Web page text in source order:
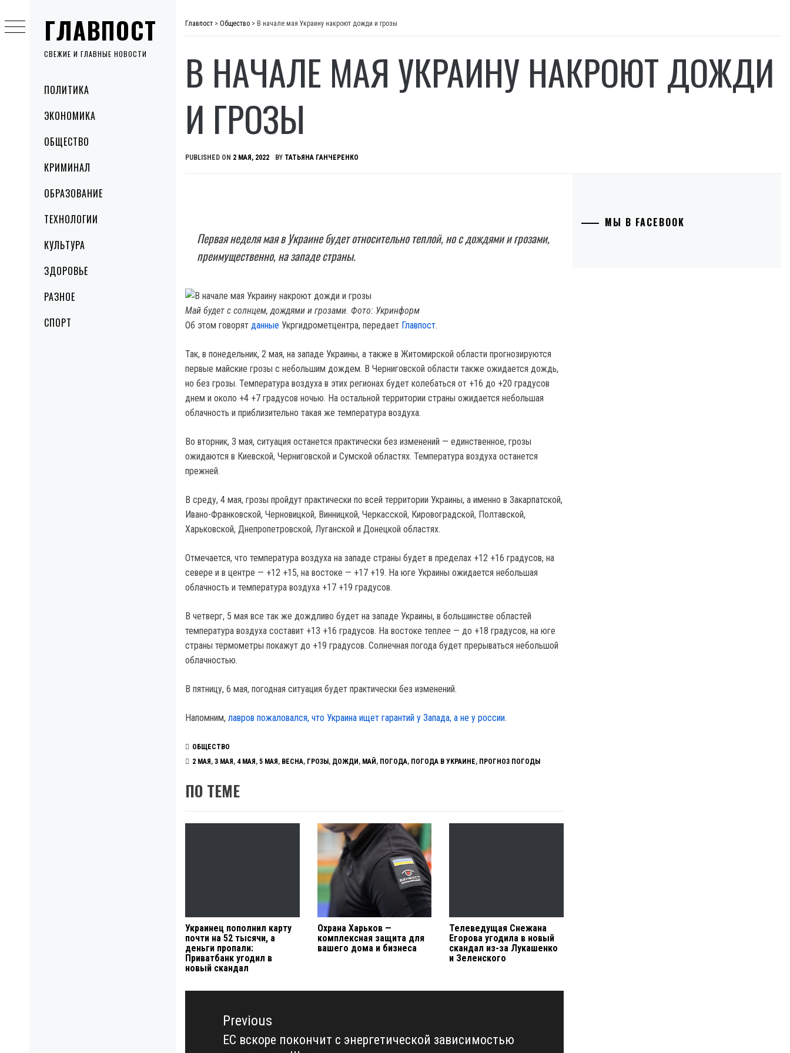
ГЛАВПОСТ
СВЕЖИЕ И ГЛАВНЫЕ НОВОСТИ
MenuПОЛИТИКА
ЭКОНОМИКА
ОБЩЕСТВО
КРИМИНАЛ
ОБРАЗОВАНИЕ
ТЕХНОЛОГИИ
КУЛЬТУРА
ЗДОРОВЬЕ
РАЗНОЕ
СПОРТ
to
content
Главпост > Общество > В начале мая Украину накроют дожди и грозы
В НАЧАЛЕ МАЯ УКРАИНУ НАКРОЮТ ДОЖДИ
И ГРОЗЫ
PUBLISHED ON 2 МАЯ, 2022 BY ТАТЬЯНА ГАНЧЕРЕНКО
Первая неделя мая в Украине будет относительно теплой, но с дождями и грозами,
преимущественно, на западе страны.
Май будет с солнцем, дождями и грозами. Фото: Укринформ
Об этом говорят данные Укргидрометцентра, передает Главпост.
Так, в понедельник, 2 мая, на западе Украины, а также в Житомирской области прогнозируются
первые майские грозы с небольшим дождем. В Черниговской области также ожидается дождь,
но без грозы. Температура воздуха в этих регионах будет колебаться от +16 до +20 градусов
днем и около +4 +7 градусов ночью. На остальной территории страны ожидается небольшая
облачность и приблизительно такая же температура воздуха.
Во вторник, 3 мая, ситуация останется практически без изменений — единственное, грозы
ожидаются в Киевской, Черниговской и Сумской областях. Температура воздуха останется
прежней.
В среду, 4 мая, грозы пройдут практически по всей территории Украины, а именно в Закарпатской,
Ивано-Франковской, Черновицкой, Винницкой, Черкасской, Кировоградской, Полтавской,
Харьковской, Днепропетровской, Луганской и Донецкой областях.
Отмечается, что температура воздуха на западе страны будет в пределах +12 +16 градусов, на
севере и в центре — +12 +15, на востоке — +17 +19. На юге Украины ожидается небольшая
облачность и температура воздуха +17 +19 градусов.
В четверг, 5 мая все так же дождливо будет на западе Украины, в большинстве областей
температура воздуха составит +13 +16 градусов. На востоке теплее — до +18 градусов, на юге
страны термометры покажут до +19 градусов. Солнечная погода будет прерываться небольшой
облачностью.
В пятницу, 6 мая, погодная ситуация будет практически без изменений.
Напомним, лавров пожаловался, что Украина ищет гарантий у Запада, а не у россии.
ОБЩЕСТВО
2 МАЯ , 3 МАЯ , 4 МАЯ , 5 МАЯ , ВЕСНА, ГРОЗЫ , ДОЖДИ , МАЙ , ПОГОДА, ПОГОДА В УКРАИНЕ, ПРОГНОЗ ПОГОДЫ
ПО ТЕМЕ
Украинец пополнил карту
почти на 52 тысячи, а
деньги пропали:
Приватбанк угодил в
новый скандал
Охрана Харьков —
комплексная защита для
вашего дома и бизнеса
Телеведущая Снежана
Егорова угодила в новый
скандал из-за Лукашенко
и Зеленского
Навигация
записямPrevious
Previous
ЕС вскоре покончит с энергетической зависимостью
МЫ В FACEBOOK